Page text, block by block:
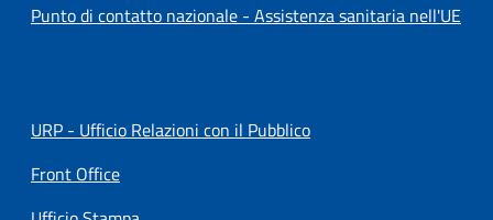
Punto di contatto nazionale - Assistenza sanitaria nell'UE
URP - Ufficio Relazioni con il Pubblico
Front Office